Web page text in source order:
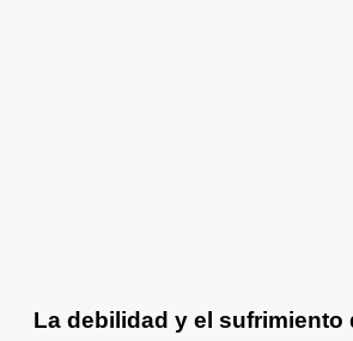
La debilidad y el sufrimiento